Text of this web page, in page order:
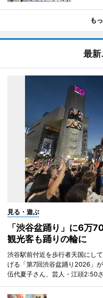
も
最新
見る・遊ぶ
「渋谷盆踊り」に6
観光客も踊りの輪に
渋谷駅前付近を歩行者天国にし
げる「第7回渋谷盆踊り2026」
伍代夏子さん、芸人・江頭2:50